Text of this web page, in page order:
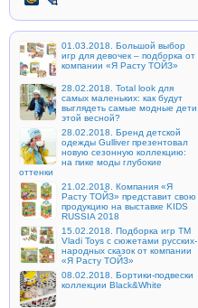
01.03.2018. Большой выбор
игр для девочек – подборка от
компании «Я Расту ТОЙЗ»
28.02.2018. Total look для
самых маленьких: как будут
выглядеть самые модные дети
этой весной?
28.02.2018. Бренд детской
одежды Gulliver презентовал
новую сезонную коллекцию:
на пике моды глубокие
оттенки
21.02.2018. Компания «Я
Расту ТОЙЗ» представит свою
продукцию на выставке KIDS
RUSSIA 2018
15.02.2018. Подборка игр ТМ
Vladi Toys с сюжетами русских-
народных сказок от компании
«Я Расту ТОЙЗ»
08.02.2018. Бортики-подвески
коллекции Black&White